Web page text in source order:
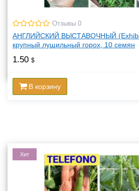
Отзывы 0
АНГЛИЙСКИЙ ВЫСТАВОЧНЫЙ
крупный лущильный горох, 10 семян
1.50 $
В корзину
Хит